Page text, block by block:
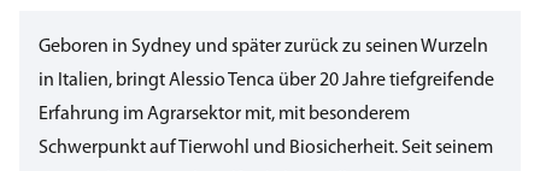
Geboren in Sydney und später zurück zu seinen Wurzeln
in Italien, bringt Alessio Tenca über 20 Jahre tiefgreifende
Erfahrung im Agrarsektor mit, mit besonderem
Schwerpunkt auf Tierwohl und Biosicherheit. Seit seinem